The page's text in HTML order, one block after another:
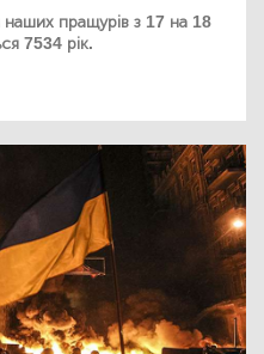
наших пращурів з 17 на 18
7534 рік.